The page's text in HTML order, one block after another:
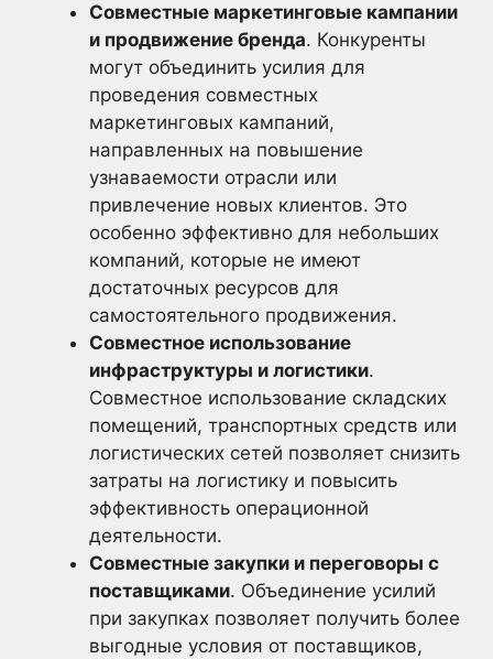
Совместные маркетинговые кампании
и продвижение бренда. Конкуренты
могут объединить усилия для
проведения совместных
маркетинговых кампаний,
направленных на повышение
узнаваемости отрасли или
привлечение новых клиентов. Это
особенно эффективно для небольших
компаний, которые не имеют
достаточных ресурсов для
самостоятельного продвижения.
Совместное использование
инфраструктуры и логистики.
Совместное использование складских
помещений, транспортных средств или
логистических сетей позволяет снизить
затраты на логистику и повысить
эффективность операционной
деятельности.
Совместные закупки и переговоры с
поставщиками. Объединение усилий
при закупках позволяет получить более
выгодные условия от поставщиков,